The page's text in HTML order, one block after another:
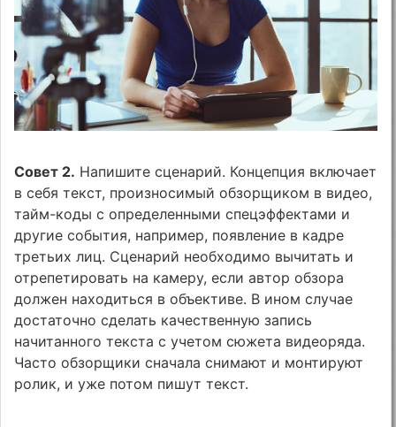
Совет 2. Напишите сценарий. Концепция включает
в себя текст, произносимый обзорщиком в видео,
тайм-коды с определенными спецэффектами и
другие события, например, появление в кадре
третьих лиц. Сценарий необходимо вычитать и
отрепетировать на камеру, если автор обзора
должен находиться в объективе. В ином случае
достаточно сделать качественную запись
начитанного текста с учетом сюжета видеоряда.
Часто обзорщики сначала снимают и монтируют
ролик, и уже потом пишут текст.